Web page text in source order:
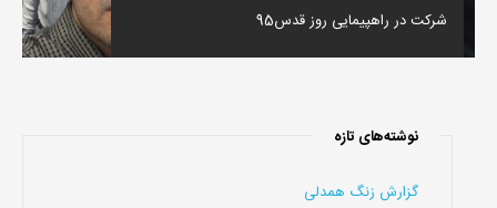
شرکت در راهپیمایی روز قدس95
نوشته‌های تازه
گزارش زنگ همدلی